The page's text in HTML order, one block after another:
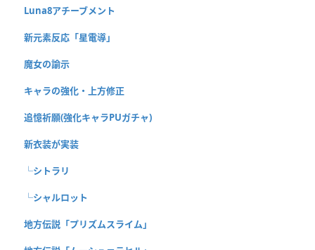
Luna8アチーブメント
新元素反応「星電導」
魔女の諭示
キャラの強化・上方修正
追憶祈願(強化キャラPUガチャ)
新衣装が実装
└シトラリ
└シャルロット
地方伝説「プリズムスライム」